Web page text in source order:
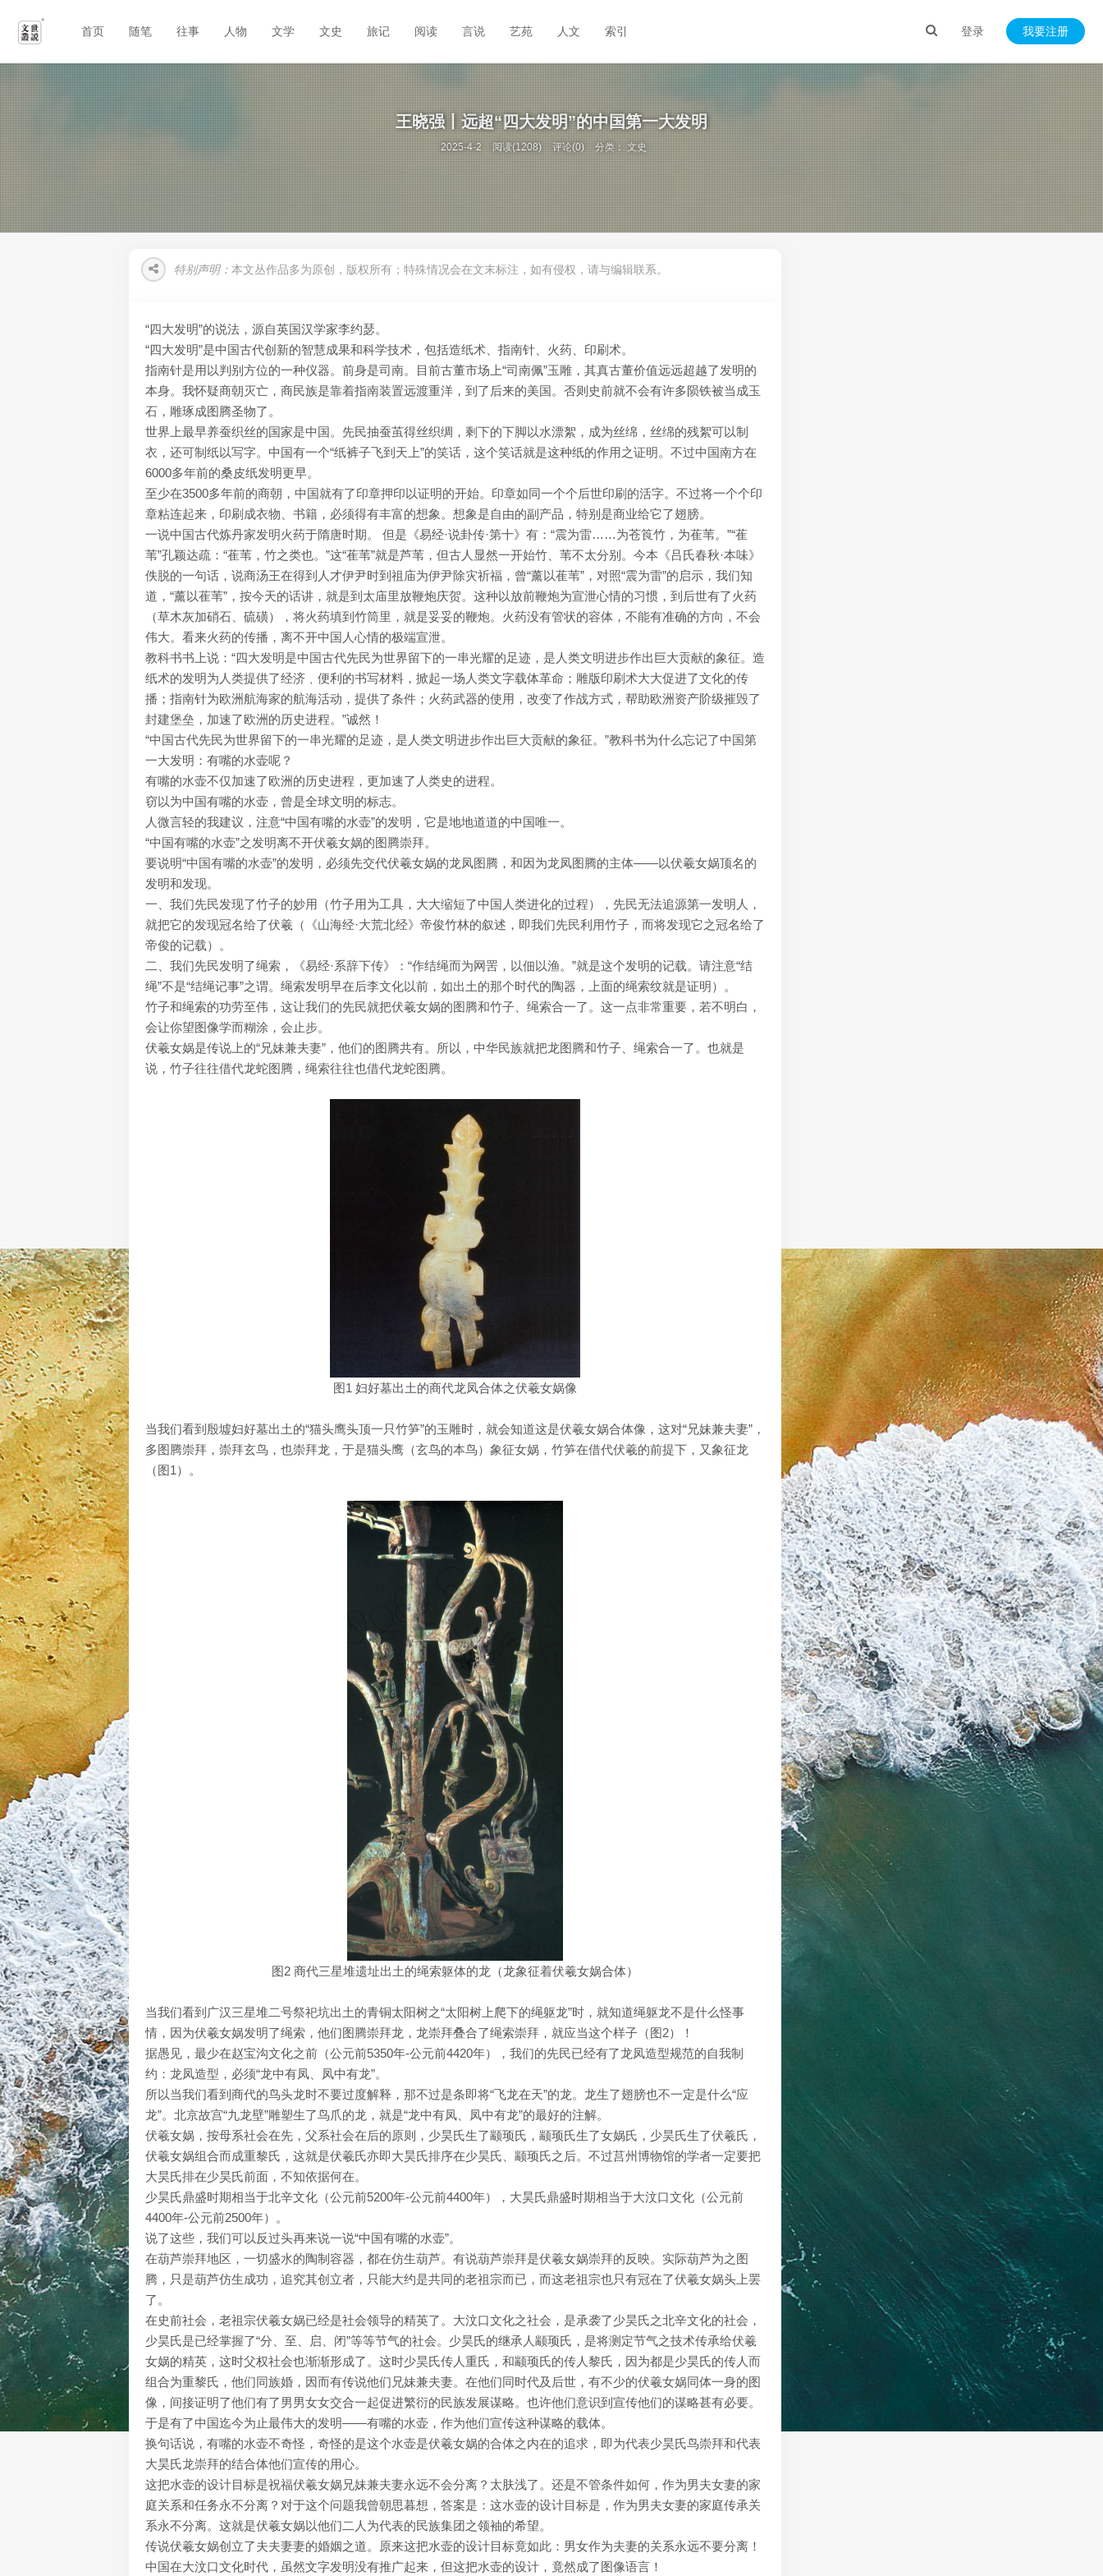
登录 我要注册
首页 随笔 往事 人物 文学 文史 旅记 阅读 言说 艺苑 人文 索引
王晓强丨远超“四大发明”的中国第一大发明
2025-4-2 阅读(1208) 评论(0) 分类：文史
特别声明： 本文丛作品多为原创，版权所有；特殊情况会在文末标注，如有侵权，请与编辑联系。
“四大发明”的说法，源自英国汉学家李约瑟。
“四大发明”是中国古代创新的智慧成果和科学技术，包括造纸术、指南针、火药、印刷术。
指南针是用以判别方位的一种仪器。前身是司南。目前古董市场上“司南佩”玉雕，其真古董价值远远超越了发明的
本身。我怀疑商朝灭亡，商民族是靠着指南装置远渡重洋，到了后来的美国。否则史前就不会有许多陨铁被当成玉
石，雕琢成图腾圣物了。
世界上最早养蚕织丝的国家是中国。先民抽蚕茧得丝织绸，剩下的下脚以水漂絮，成为丝绵，丝绵的残絮可以制
衣，还可制纸以写字。中国有一个“纸裤子飞到天上”的笑话，这个笑话就是这种纸的作用之证明。不过中国南方在
6000多年前的桑皮纸发明更早。
至少在3500多年前的商朝，中国就有了印章押印以证明的开始。印章如同一个个后世印刷的活字。不过将一个个印
章粘连起来，印刷成衣物、书籍，必须得有丰富的想象。想象是自由的副产品，特别是商业给它了翅膀。
一说中国古代炼丹家发明火药于隋唐时期。 但是《易经·说卦传·第十》有：“震为雷……为苍筤竹，为萑苇。”“萑
苇”孔颖达疏：“萑苇，竹之类也。”这“萑苇”就是芦苇，但古人显然一开始竹、苇不太分别。今本《吕氏春秋·本味》
佚脱的一句话，说商汤王在得到人才伊尹时到祖庙为伊尹除灾祈福，曾“薰以萑苇”，对照“震为雷”的启示，我们知
道，“薰以萑苇”，按今天的话讲，就是到太庙里放鞭炮庆贺。这种以放前鞭炮为宣泄心情的习惯，到后世有了火药
（草木灰加硝石、硫磺），将火药填到竹筒里，就是妥妥的鞭炮。火药没有管状的容体，不能有准确的方向，不会
伟大。看来火药的传播，离不开中国人心情的极端宣泄。
教科书书上说：“四大发明是中国古代先民为世界留下的一串光耀的足迹，是人类文明进步作出巨大贡献的象征。造
纸术的发明为人类提供了经济﹑便利的书写材料，掀起一场人类文字载体革命；雕版印刷术大大促进了文化的传
播；指南针为欧洲航海家的航海活动，提供了条件；火药武器的使用，改变了作战方式，帮助欧洲资产阶级摧毁了
封建堡垒，加速了欧洲的历史进程。”诚然！
“中国古代先民为世界留下的一串光耀的足迹，是人类文明进步作出巨大贡献的象征。”教科书为什么忘记了中国第
一大发明：有嘴的水壶呢？
有嘴的水壶不仅加速了欧洲的历史进程，更加速了人类史的进程。
窃以为中国有嘴的水壶，曾是全球文明的标志。
人微言轻的我建议，注意“中国有嘴的水壶”的发明，它是地地道道的中国唯一。
“中国有嘴的水壶”之发明离不开伏羲女娲的图腾崇拜。
要说明“中国有嘴的水壶”的发明，必须先交代伏羲女娲的龙凤图腾，和因为龙凤图腾的主体——以伏羲女娲顶名的
发明和发现。
一、我们先民发现了竹子的妙用（竹子用为工具，大大缩短了中国人类进化的过程），先民无法追源第一发明人，
就把它的发现冠名给了伏羲（《山海经·大荒北经》帝俊竹林的叙述，即我们先民利用竹子，而将发现它之冠名给了
帝俊的记载）。
二、我们先民发明了绳索，《易经·系辞下传》：“作结绳而为网罟，以佃以渔。”就是这个发明的记载。请注意“结
绳”不是“结绳记事”之谓。绳索发明早在后李文化以前，如出土的那个时代的陶器，上面的绳索纹就是证明）。
竹子和绳索的功劳至伟，这让我们的先民就把伏羲女娲的图腾和竹子、绳索合一了。这一点非常重要，若不明白，
会让你望图像学而糊涂，会止步。
伏羲女娲是传说上的“兄妹兼夫妻”，他们的图腾共有。所以，中华民族就把龙图腾和竹子、绳索合一了。也就是
说，竹子往往借代龙蛇图腾，绳索往往也借代龙蛇图腾。
图1 妇好墓出土的商代龙凤合体之伏羲女娲像
当我们看到殷墟妇好墓出土的“猫头鹰头顶一只竹笋”的玉雕时，就会知道这是伏羲女娲合体像，这对“兄妹兼夫妻”，
多图腾崇拜，崇拜玄鸟，也崇拜龙，于是猫头鹰（玄鸟的本鸟）象征女娲，竹笋在借代伏羲的前提下，又象征龙
（图1）。
图2 商代三星堆遗址出土的绳索躯体的龙（龙象征着伏羲女娲合体）
当我们看到广汉三星堆二号祭祀坑出土的青铜太阳树之“太阳树上爬下的绳躯龙”时，就知道绳躯龙不是什么怪事
情，因为伏羲女娲发明了绳索，他们图腾崇拜龙，龙崇拜叠合了绳索崇拜，就应当这个样子（图2）！
据愚见，最少在赵宝沟文化之前（公元前5350年-公元前4420年），我们的先民已经有了龙凤造型规范的自我制
约：龙凤造型，必须“龙中有凤、凤中有龙”。
所以当我们看到商代的鸟头龙时不要过度解释，那不过是条即将“飞龙在天”的龙。龙生了翅膀也不一定是什么“应
龙”。北京故宫“九龙壁”雕塑生了鸟爪的龙，就是“龙中有凤、凤中有龙”的最好的注解。
伏羲女娲，按母系社会在先，父系社会在后的原则，少昊氏生了颛顼氏，颛顼氏生了女娲氏，少昊氏生了伏羲氏，
伏羲女娲组合而成重黎氏，这就是伏羲氏亦即大昊氏排序在少昊氏、颛顼氏之后。不过莒州博物馆的学者一定要把
大昊氏排在少昊氏前面，不知依据何在。
少昊氏鼎盛时期相当于北辛文化（公元前5200年-公元前4400年），大昊氏鼎盛时期相当于大汶口文化（公元前
4400年-公元前2500年）。
说了这些，我们可以反过头再来说一说“中国有嘴的水壶”。
在葫芦崇拜地区，一切盛水的陶制容器，都在仿生葫芦。有说葫芦崇拜是伏羲女娲崇拜的反映。实际葫芦为之图
腾，只是葫芦仿生成功，追究其创立者，只能大约是共同的老祖宗而已，而这老祖宗也只有冠在了伏羲女娲头上罢
了。
在史前社会，老祖宗伏羲女娲已经是社会领导的精英了。大汶口文化之社会，是承袭了少昊氏之北辛文化的社会，
少昊氏是已经掌握了“分、至、启、闭”等等节气的社会。少昊氏的继承人颛顼氏，是将测定节气之技术传承给伏羲
女娲的精英，这时父权社会也渐渐形成了。这时少昊氏传人重氏，和颛顼氏的传人黎氏，因为都是少昊氏的传人而
组合为重黎氏，他们同族婚，因而有传说他们兄妹兼夫妻。在他们同时代及后世，有不少的伏羲女娲同体一身的图
像，间接证明了他们有了男男女女交合一起促进繁衍的民族发展谋略。也许他们意识到宣传他们的谋略甚有必要。
于是有了中国迄今为止最伟大的发明——有嘴的水壶，作为他们宣传这种谋略的载体。
换句话说，有嘴的水壶不奇怪，奇怪的是这个水壶是伏羲女娲的合体之内在的追求，即为代表少昊氏鸟崇拜和代表
大昊氏龙崇拜的结合体他们宣传的用心。
这把水壶的设计目标是祝福伏羲女娲兄妹兼夫妻永远不会分离？太肤浅了。还是不管条件如何，作为男夫女妻的家
庭关系和任务永不分离？对于这个问题我曾朝思暮想，答案是：这水壶的设计目标是，作为男夫女妻的家庭传承关
系永不分离。这就是伏羲女娲以他们二人为代表的民族集团之领袖的希望。
传说伏羲女娲创立了夫夫妻妻的婚姻之道。原来这把水壶的设计目标竟如此：男女作为夫妻的关系永远不要分离！
中国在大汶口文化时代，虽然文字发明没有推广起来，但这把水壶的设计，竟然成了图像语言！